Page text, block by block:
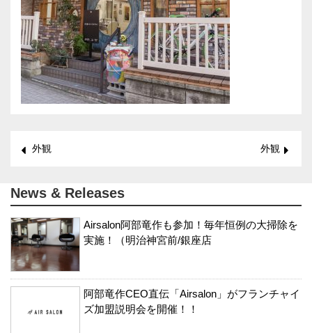
外観 外観
News & Releases
Airsalon阿部竜作も参加！毎年恒例の大掃除を
実施！（明治神宮前/銀座店
阿部竜作CEO直伝「Airsalon」がフランチャイ
ズ加盟説明会を開催！！